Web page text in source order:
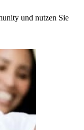
und nutzen Sie